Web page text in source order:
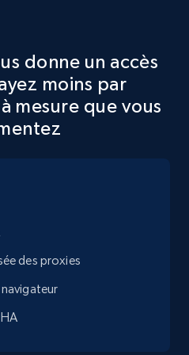
Category,
details, and
- discover
Category,
details, and
donne un accès
moins par
mesure que vous
des proxies